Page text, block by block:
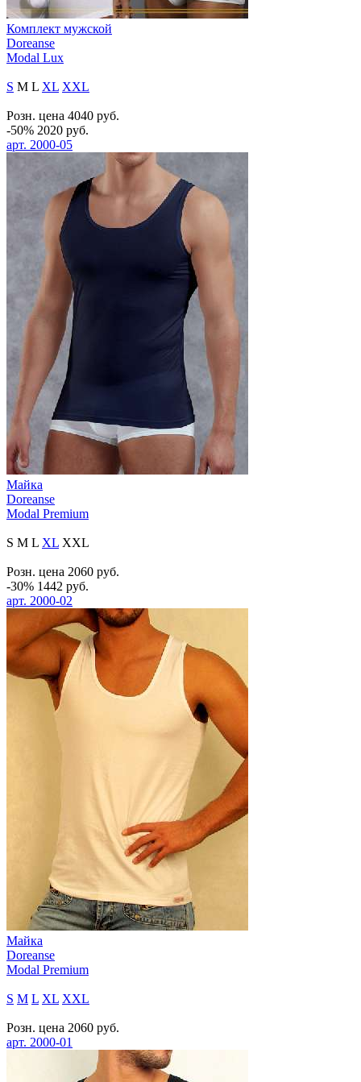
Комплект мужской
Doreanse
Modal Lux
S M L XL XXL
Розн. цена 4040 руб.
-50% 2020 руб.
арт. 2000-05
Майка
Doreanse
Modal Premium
S M L XL XXL
Розн. цена 2060 руб.
-30% 1442 руб.
арт. 2000-02
Майка
Doreanse
Modal Premium
S M L XL XXL
Розн. цена 2060 руб.
арт. 2000-01